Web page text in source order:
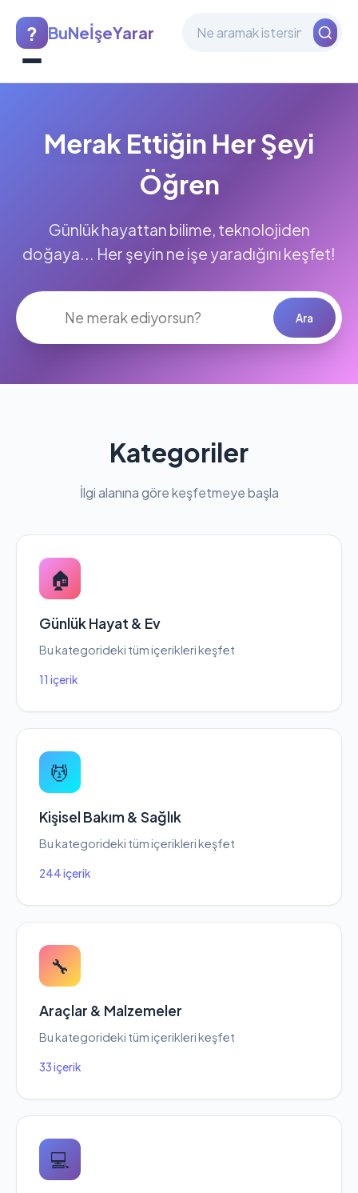
? BuNeİşeYarar
Merak Ettiğin Her Şeyi
Öğren
Günlük hayattan bilime, teknolojiden
doğaya... Her şeyin ne işe yaradığını keşfet!
Ara
Kategoriler
İlgi alanına göre keşfetmeye başla
🏠
Günlük Hayat & Ev
Bu kategorideki tüm içerikleri keşfet
11 içerik
💆
Kişisel Bakım & Sağlık
Bu kategorideki tüm içerikleri keşfet
244 içerik
🔧
Araçlar & Malzemeler
Bu kategorideki tüm içerikleri keşfet
33 içerik
💻